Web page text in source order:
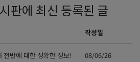
판에 최신 등록된 글
작성일
전반에 대한 정확한 정보!
08/06/26